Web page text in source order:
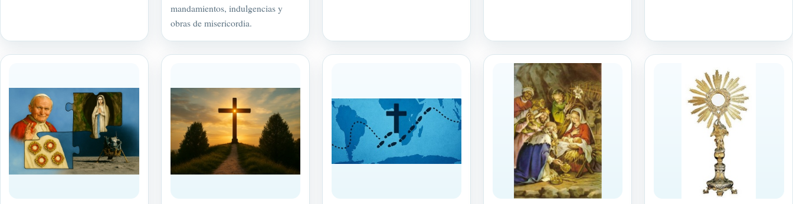
mandamientos, indulgencias y
obras de misericordia.